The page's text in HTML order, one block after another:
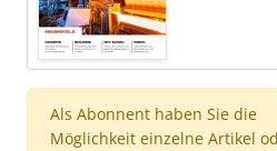
Als Abonnent haben Sie die
Möglichkeit einzelne Artikel